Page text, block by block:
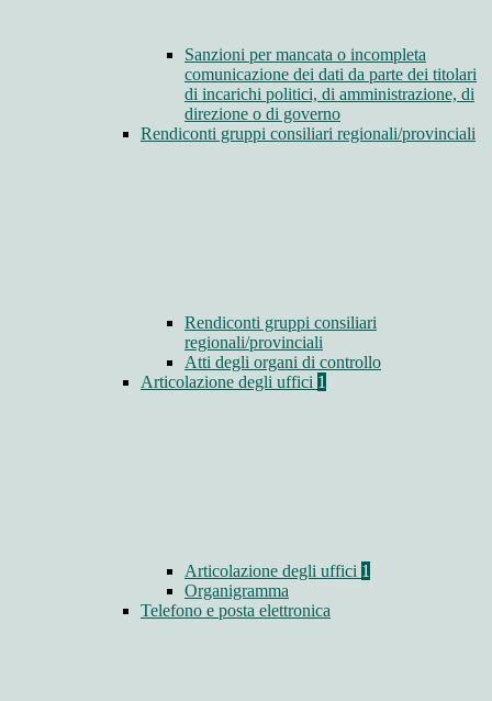
Sanzioni per mancata o incompleta
comunicazione dei dati da parte dei titolari
di incarichi politici, di amministrazione, di
direzione o di governo
Rendiconti gruppi consiliari regionali/provinciali
Rendiconti gruppi consiliari
regionali/provinciali
Atti degli organi di controllo
Articolazione degli uffici 1
Articolazione degli uffici 1
Organigramma
Telefono e posta elettronica